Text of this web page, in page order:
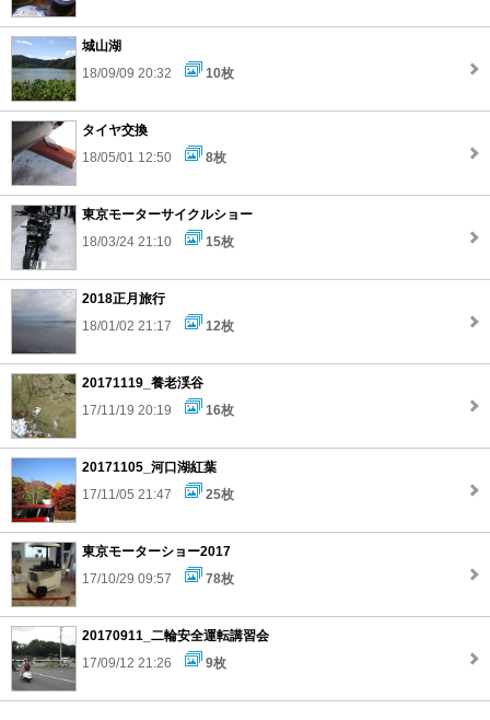
城山湖
18/09/09 20:32
10枚
タイヤ交換
18/05/01 12:50
8枚
東京モーターサイクルショー
18/03/24 21:10
15枚
2018正月旅行
18/01/02 21:17
12枚
20171119_養老渓谷
17/11/19 20:19
16枚
20171105_河口湖紅葉
17/11/05 21:47
25枚
東京モーターショー2017
17/10/29 09:57
78枚
20170911_二輪安全運転講習会
17/09/12 21:26
9枚